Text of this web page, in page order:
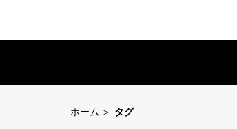
ホーム タグ